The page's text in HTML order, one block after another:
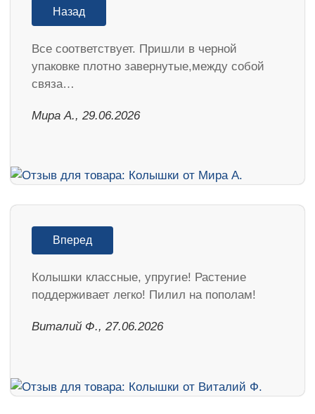
Назад
Все соответствует. Пришли в черной
упаковке плотно завернутые,между собой
связа…
Мира А., 29.06.2026
Вперед
Колышки классные, упругие! Растение
поддерживает легко! Пилил на пополам!
Виталий Ф., 27.06.2026